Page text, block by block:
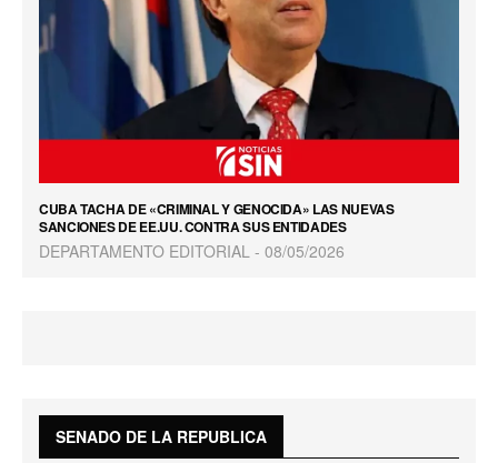
CUBA TACHA DE «CRIMINAL Y GENOCIDA» LAS NUEVAS
SANCIONES DE EE.UU. CONTRA SUS ENTIDADES
DEPARTAMENTO EDITORIAL 08/05/2026
SENADO DE LA REPUBLICA